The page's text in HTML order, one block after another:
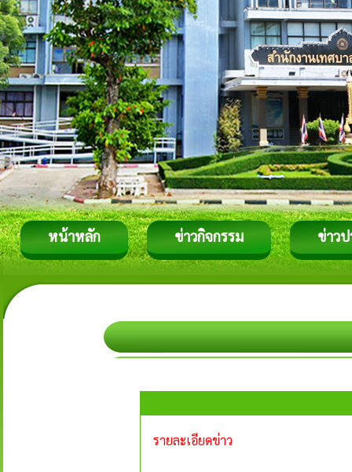
หน้าหลัก ข่าวกิจกรรม ข่าว
รายละเอียดข่าว